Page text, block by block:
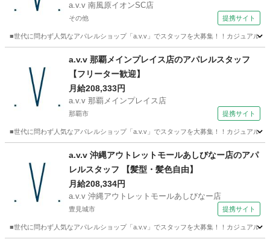
a.v.v 南風原イオンSC店
その他 提携サイト
■世代に問わず人気なアパレルショップ「a.v.v」でスタッフを大募集！！カジュアル
ファッション
a.v.v 那覇メインプレイス店のアパレルスタッフ
【フリーター歓迎】
月給208,333円
a.v.v 那覇メインプレイス店
那覇市 提携サイト
■世代に問わず人気なアパレルショップ「a.v.v」でスタッフを大募集！！カジュアル
ファッション
a.v.v 沖縄アウトレットモールあしびなー店のアパ
レルスタッフ 【髪型・髪色自由】
月給208,334円
a.v.v 沖縄アウトレットモールあしびなー店
豊見城市 提携サイト
■世代に問わず人気なアパレルショップ「a.v.v」でスタッフを大募集！！カジュアル